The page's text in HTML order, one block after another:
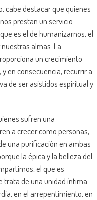
cabe destacar que quienes
prestan un servicio
es el de humanizarnos, el
almas. La
un crecimiento
en consecuencia, recurrir a
de ser asistidos espiritual y
sufren una
a crecer como personas,
una purificación en ambas
la épica y la belleza del
el que es
trata de una unidad íntima
en el arrepentimiento, en